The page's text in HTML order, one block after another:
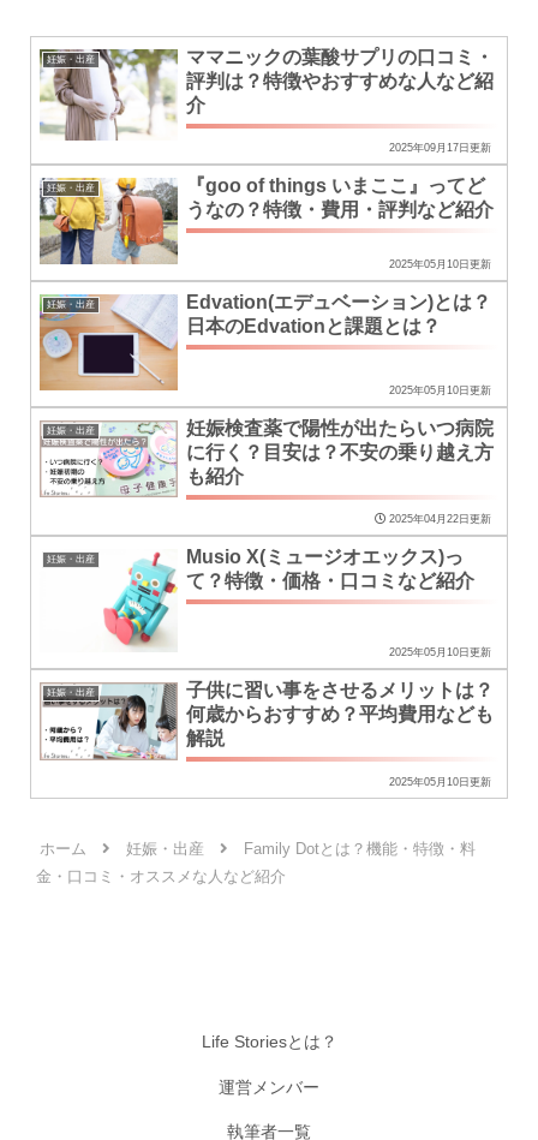
妊娠・出産
ママニックの葉酸サプリの口コミ・
評判は？特徴やおすすめな人など紹
介
2025年09月17日更新
妊娠・出産
『goo of things いまここ』ってど
うなの？特徴・費用・評判など紹介
2025年05月10日更新
妊娠・出産
Edvation(エデュベーション)とは？
日本のEdvationと課題とは？
2025年05月10日更新
妊娠・出産
妊娠検査薬で陽性が出たらいつ病院
に行く？目安は？不安の乗り越え方
も紹介
2025年04月22日更新
妊娠・出産
Musio X(ミュージオエックス)っ
て？特徴・価格・口コミなど紹介
2025年05月10日更新
妊娠・出産
子供に習い事をさせるメリットは？
何歳からおすすめ？平均費用なども
解説
2025年05月10日更新
ホーム 妊娠・出産
Family Dotとは？機能・特徴・料
金・口コミ・オススメな人など紹介
Life Storiesとは？
運営メンバー
執筆者一覧